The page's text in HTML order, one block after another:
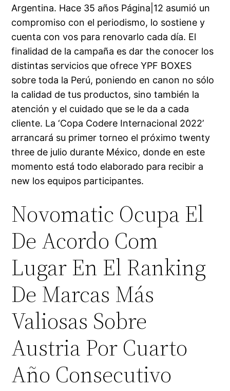
Argentina. Hace 35 años Página|12 asumió un
compromiso con el periodismo, lo sostiene y
cuenta con vos para renovarlo cada día. El
finalidad de la campaña es dar the conocer los
distintas servicios que ofrece YPF BOXES
sobre toda la Perú, poniendo en canon no sólo
la calidad de tus productos, sino también la
atención y el cuidado que se le da a cada
cliente. La ‘Copa Codere Internacional 2022’
arrancará su primer torneo el próximo twenty
three de julio durante México, donde en este
momento está todo elaborado para recibir a
new los equipos participantes.
Novomatic Ocupa El
De Acordo Com
Lugar En El Ranking
De Marcas Más
Valiosas Sobre
Austria Por Cuarto
Año Consecutivo